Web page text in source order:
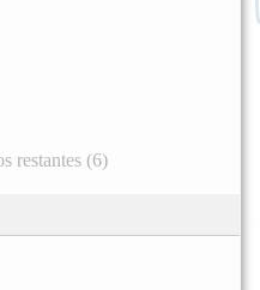
restantes (6)